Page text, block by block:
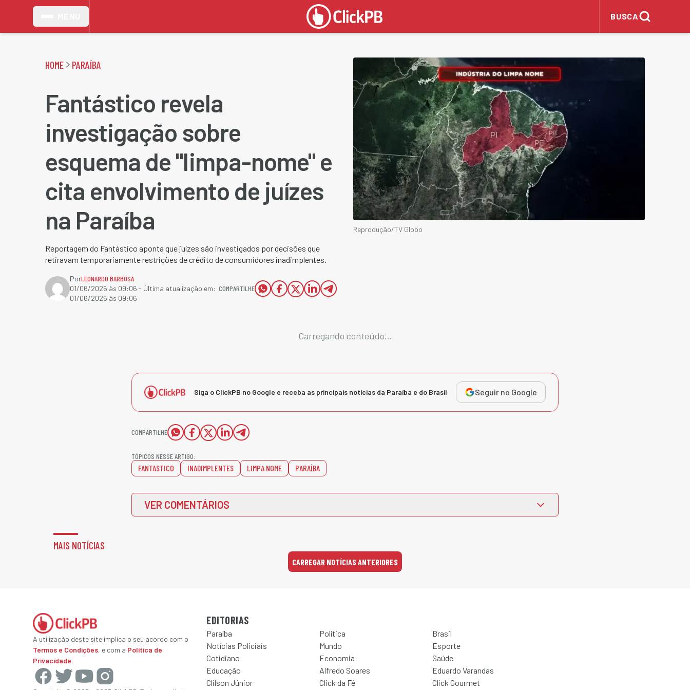
BUSCA
HOME PARAÍBA
Fantástico revela
investigação sobre
esquema de "limpa-nome" e
cita envolvimento de juízes
na Paraíba
Reportagem do Fantástico aponta que juízes são investigados por decisões que
retiravam temporariamente restrições de crédito de consumidores inadimplentes.
PorLEONARDO BARBOSA
01/06/2026 às 09:06 - Última atualização em:
01/06/2026 às 09:06
COMPARTILHE
Reprodução/TV Globo
Carregando conteúdo...
Siga o ClickPB no Google e receba as principais notícias da Paraíba e do Brasil Seguir no Google
COMPARTILHE
TÓPICOS NESSE ARTIGO:
FANTASTICO INADIMPLENTES LIMPA NOME PARAÍBA
VER COMENTÁRIOS
MAIS NOTÍCIAS
CARREGAR NOTÍCIAS ANTERIORES
A utilização deste site implica o seu acordo com o
Termos e Condições, e com a Política de
Privacidade.
EDITORIAS
Paraíba Política
Brasil
Notícias Policiais
Mundo
Esporte
Cotidiano
Economia
Saúde
Educação
Alfredo Soares
Eduardo Varandas
Clilson Júnior
Click da Fé Click Gourmet